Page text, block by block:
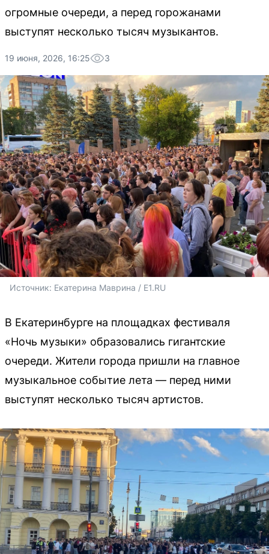
огромные очереди, а перед горожанами
выступят несколько тысяч музыкантов.
19 июня, 2026, 16:25 3
Источник: Екатерина Маврина / E1.RU
В Екатеринбурге на площадках фестиваля
«Ночь музыки» образовались гигантские
очереди. Жители города пришли на главное
музыкальное событие лета — перед ними
выступят несколько тысяч артистов.